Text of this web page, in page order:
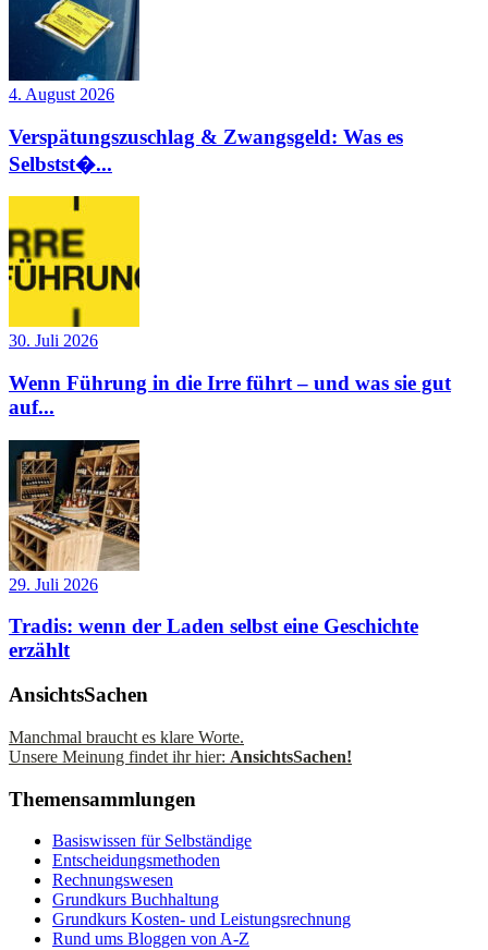
4. August 2026
Verspätungszuschlag & Zwangsgeld: Was es
Selbstst�...
30. Juli 2026
Wenn Führung in die Irre führt – und was sie gut
auf...
29. Juli 2026
Tradis: wenn der Laden selbst eine Geschichte
erzählt
AnsichtsSachen
Manchmal braucht es klare Worte.
Unsere Meinung findet ihr hier: AnsichtsSachen!
Themensammlungen
Basiswissen für Selbständige
Entscheidungsmethoden
Rechnungswesen
Grundkurs Buchhaltung
Grundkurs Kosten- und Leistungsrechnung
Rund ums Bloggen von A-Z